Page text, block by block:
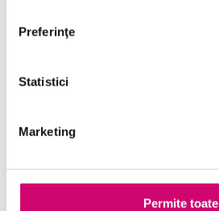
Preferinţe
Statistici
Marketing
Permite toate
Management și Leadership
Project Management